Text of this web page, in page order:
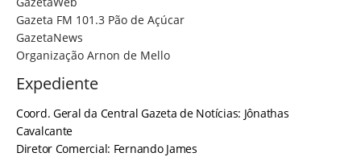
Gazeta FM 101.3 Pão de Açúcar
GazetaNews
Organização Arnon de Mello
Expediente
Coord. Geral da Central Gazeta de Notícias: Jônathas
Cavalcante
Diretor Comercial: Fernando James